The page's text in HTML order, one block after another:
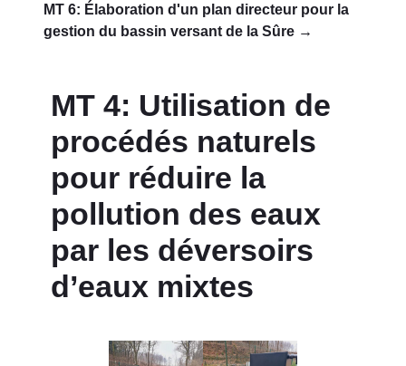
MT 6: Élaboration d'un plan directeur pour la
gestion du bassin versant de la Sûre →
MT 4: Utilisation de
procédés naturels
pour réduire la
pollution des eaux
par les déversoirs
d’eaux mixtes